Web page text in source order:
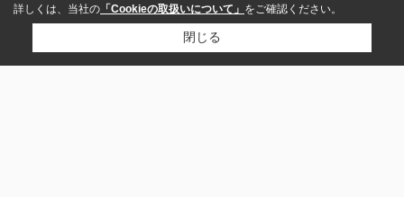
詳しくは、当社の 「Cookieの取扱いについて」 をご確認ください。
閉じる